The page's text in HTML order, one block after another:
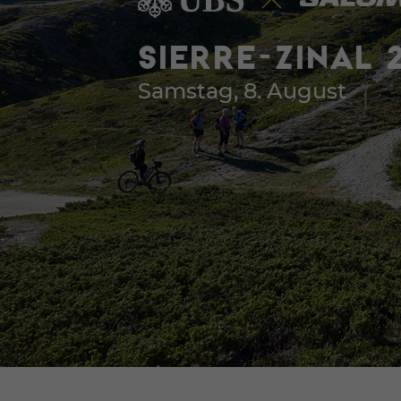
SIERRE-ZINAL
Samstag, 8. August